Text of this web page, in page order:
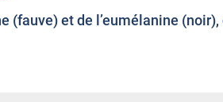
et de l’eumélanine (noir),